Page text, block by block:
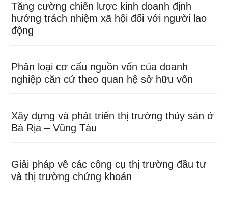
Tăng cường chiến lược kinh doanh định
hướng trách nhiệm xã hội đối với người lao
động
Phân loại cơ cấu nguồn vốn của doanh
nghiệp căn cứ theo quan hệ sở hữu vốn
Xây dựng và phát triển thị trường thủy sản ở
Bà Rịa – Vũng Tàu
Giải pháp về các công cụ thị trường đầu tư
và thị trường chứng khoán